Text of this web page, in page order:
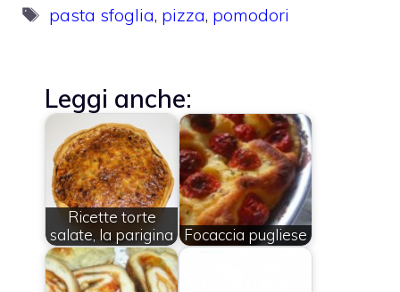
Tag
pasta sfoglia, pizza, pomodori
Leggi anche:
Ricette torte
salate, la parigina
Focaccia pugliese